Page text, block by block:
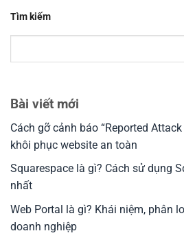
Tìm kiếm
Bài viết mới
Cách gỡ cảnh báo “Reported
khôi phục website an toàn
Squarespace là gì? Cách sử dụng
nhất
Web Portal là gì? Khái niệm, phân
doanh nghiệp